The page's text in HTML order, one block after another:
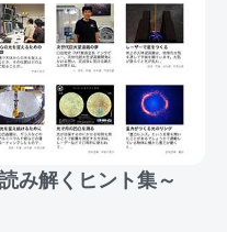
み解くヒント集～